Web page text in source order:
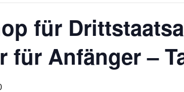
für
für Anfänger –